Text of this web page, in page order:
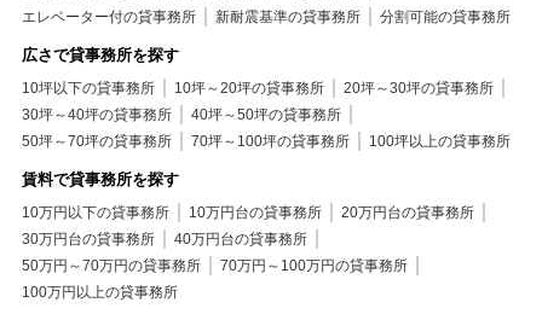
エレベーター付の貸事務所
新耐震基準の貸事務所 分割可能の貸事務所
広さで貸事務所を探す
10坪以下の貸事務所 10坪～20坪の貸事務所
20坪～30坪の貸事務所
30坪～40坪の貸事務所
40坪～50坪の貸事務所
50坪～70坪の貸事務所
70坪～100坪の貸事務所 100坪以上の貸事務所
賃料で貸事務所を探す
10万円以下の貸事務所 10万円台の貸事務所
20万円台の貸事務所
30万円台の貸事務所
40万円台の貸事務所
50万円～70万円の貸事務所
70万円～100万円の貸事務所
100万円以上の貸事務所